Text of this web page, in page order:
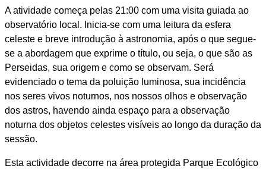
A atividade começa pelas 21:00 com uma visita guiada ao
observatório local. Inicia-se com uma leitura da esfera
celeste e breve introdução à astronomia, após o que segue-
se a abordagem que exprime o título, ou seja, o que são as
Perseidas, sua origem e como se observam. Será
evidenciado o tema da poluição luminosa, sua incidência
nos seres vivos noturnos, nos nossos olhos e observação
dos astros, havendo ainda espaço para a observação
noturna dos objetos celestes visíveis ao longo da duração da
sessão.
Esta actividade decorre na área protegida Parque Ecológico